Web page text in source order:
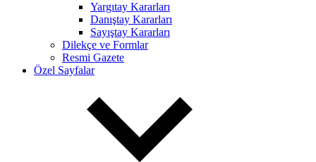
Yargıtay Kararları
Danıştay Kararları
Sayıştay Kararları
Dilekçe ve Formlar
Resmi Gazete
Özel Sayfalar